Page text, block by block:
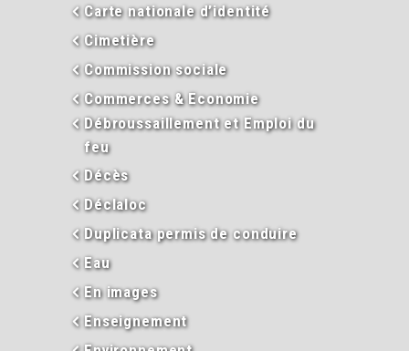
Carte nationale d’identité
Cimetière
Commission sociale
Commerces & Economie
Débroussaillement et Emploi du
feu
Décès
Déclaloc
Duplicata permis de conduire
Eau
En images
Enseignement